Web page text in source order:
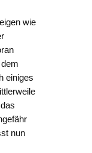
wie
einiges
nun